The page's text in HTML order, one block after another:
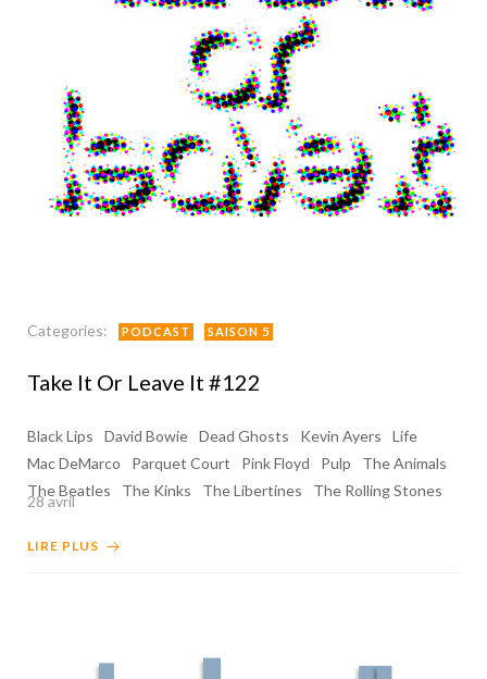
Categories: PODCAST SAISON 5
Take It Or Leave It #122
Black Lips David Bowie Dead Ghosts Kevin Ayers
Life
Mac DeMarco
Parquet Court Pink Floyd Pulp
The Animals
The Beatles
The Kinks The Libertines The Rolling Stones
28 avril
LIRE PLUS